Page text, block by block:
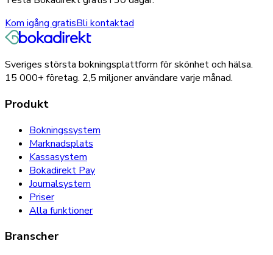
Kom igång gratisBli kontaktad
Sveriges största bokningsplattform för skönhet och hälsa.
15 000+ företag. 2,5 miljoneranvändare varje månad.
Produkt
Bokningssystem
Marknadsplats
Kassasystem
Bokadirekt Pay
Journalsystem
Priser
Alla funktioner
Branscher